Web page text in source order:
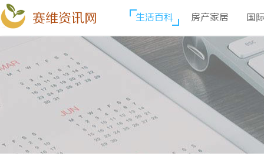
赛维资讯网 生活百科 房产家居 国